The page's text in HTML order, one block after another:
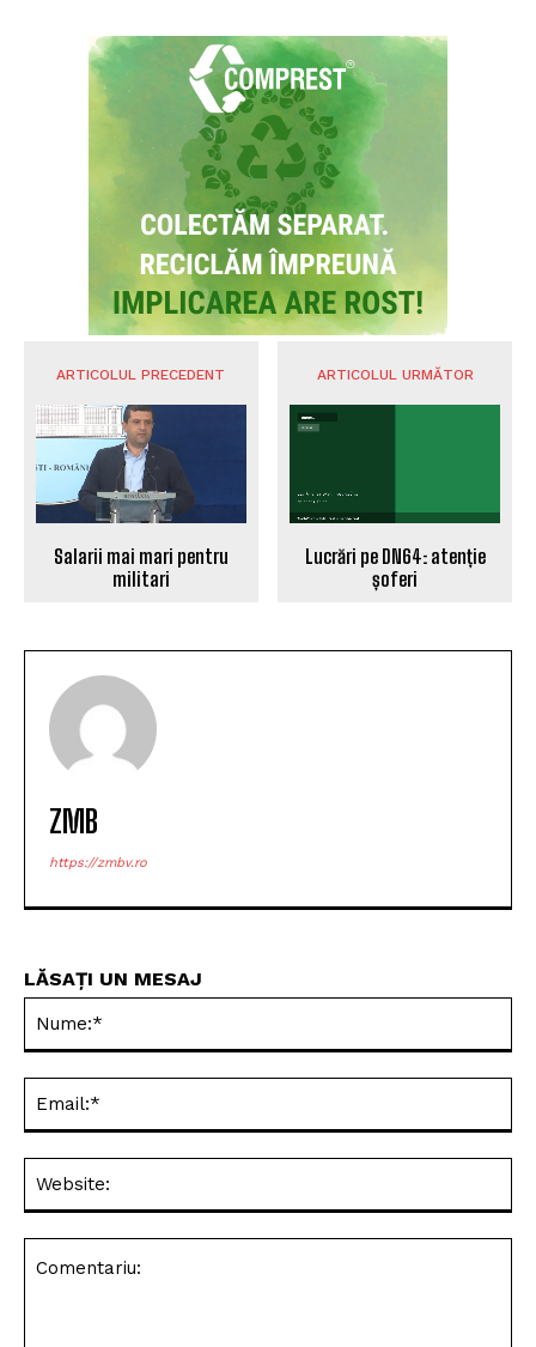
ARTICOLUL PRECEDENT
Salarii mai mari pentru
militari
ARTICOLUL URMĂTOR
Lucrări pe DN64: atenție
șoferi
ZMB
https://zmbv.ro
LĂSAȚI UN MESAJ